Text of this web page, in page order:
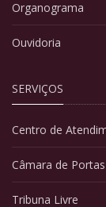
Organograma
Ouvidoria
SERVIÇOS
Centro de
Câmara de
Tribuna Livre